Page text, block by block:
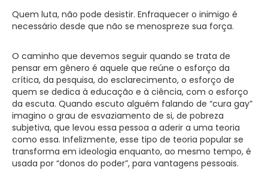
Quem luta, não pode desistir. Enfraquecer o inimigo é
necessário desde que não se menospreze sua força.
O caminho que devemos seguir quando se trata de
pensar em gênero é aquele que reúne o esforço da
crítica, da pesquisa, do esclarecimento, o esforço de
quem se dedica à educação e à ciência, com o esforço
da escuta. Quando escuto alguém falando de “cura gay”
imagino o grau de esvaziamento de si, de pobreza
subjetiva, que levou essa pessoa a aderir a uma teoria
como essa. Infelizmente, esse tipo de teoria popular se
transforma em ideologia enquanto, ao mesmo tempo, é
usada por “donos do poder”, para vantagens pessoais.